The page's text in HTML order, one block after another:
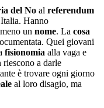
del No al referendum
Hanno
un nome. La cosa
Quei giovani
fisionomia alla vaga e
riescono a darle
è trovare ogni giorno
al loro disagio, ma